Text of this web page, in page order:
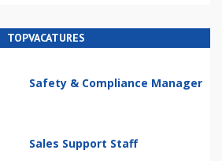
TOPVACATURES
Safety & Compliance Manager
Sales Support Staff